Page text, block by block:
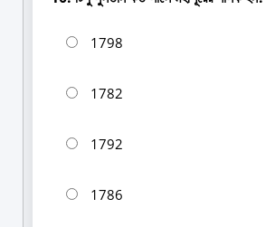
1798
1782
1792
1786